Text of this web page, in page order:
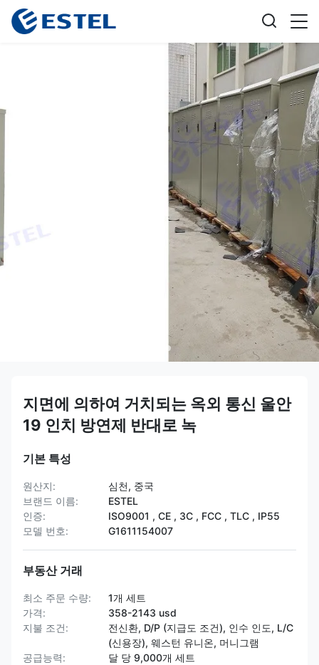
지면에 의하여 거치되는 옥외 통신 울안
19 인치 방연제 반대로 녹
기본 특성
원산지:
심천, 중국
브랜드 이름:
ESTEL
인증:
ISO9001 , CE , 3C , FCC , TLC , IP55
모델 번호:
G1611154007
부동산 거래
최소 주문 수량:
1개 세트
가격:
358-2143 usd
지불 조건:
전신환, D/P (지급도 조건), 인수 인도, L/C
(신용장), 웨스턴 유니온, 머니그램
공급능력:
달 당 9,000개 세트